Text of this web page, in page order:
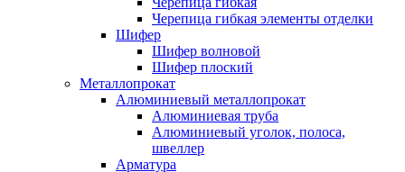
Черепица гибкая элементы отделки
Шифер
Шифер волновой
Шифер плоский
Металлопрокат
Алюминиевый металлопрокат
Алюминиевая труба
Алюминиевый уголок, полоса,
швеллер
Арматура